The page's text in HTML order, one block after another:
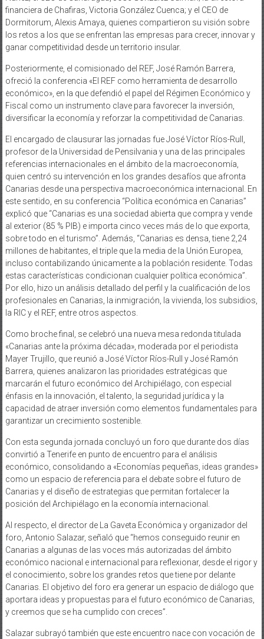
financiera de Chafiras, Victoria González Cuenca; y el CEO de
Dormitorum, Alexis Amaya, quienes compartieron su visión sobre
los retos a los que se enfrentan las empresas para crecer, innovar y
ganar competitividad desde un territorio insular.
Posteriormente, el comisionado del REF, José Ramón Barrera,
ofreció la conferencia «El REF como herramienta de desarrollo
económico», en la que defendió el papel del Régimen Económico y
Fiscal como un instrumento clave para favorecer la inversión,
diversificar la economía y reforzar la competitividad de Canarias.
El encargado de clausurar las jornadas fue José Víctor Ríos-Rull,
profesor de la Universidad de Pensilvania y una de las principales
referencias internacionales en el ámbito de la macroeconomía,
quien centró su intervención en los grandes desafíos que afronta
Canarias desde una perspectiva macroeconómica internacional. En
este sentido, en su conferencia “Política económica en Canarias”
explicó que “Canarias es una sociedad abierta que compra y vende
al exterior (85 % PIB) e importa cinco veces más de lo que exporta,
sobre todo en el turismo”. Además, “Canarias es densa, tiene 2,24
millones de habitantes, el triple que la media de la Unión Europea,
incluso contabilizando únicamente a la población residente. Todas
estas características condicionan cualquier política económica”.
Por ello, hizo un análisis detallado del perfil y la cualificación de los
profesionales en Canarias, la inmigración, la vivienda, los subsidios,
la RIC y el REF, entre otros aspectos.
Como broche final, se celebró una nueva mesa redonda titulada
«Canarias ante la próxima década», moderada por el periodista
Mayer Trujillo, que reunió a José Víctor Ríos-Rull y José Ramón
Barrera, quienes analizaron las prioridades estratégicas que
marcarán el futuro económico del Archipiélago, con especial
énfasis en la innovación, el talento, la seguridad jurídica y la
capacidad de atraer inversión como elementos fundamentales para
garantizar un crecimiento sostenible.
Con esta segunda jornada concluyó un foro que durante dos días
convirtió a Tenerife en punto de encuentro para el análisis
económico, consolidando a «Economías pequeñas, ideas grandes»
como un espacio de referencia para el debate sobre el futuro de
Canarias y el diseño de estrategias que permitan fortalecer la
posición del Archipiélago en la economía internacional.
Al respecto, el director de La Gaveta Económica y organizador del
foro, Antonio Salazar, señaló que “hemos conseguido reunir en
Canarias a algunas de las voces más autorizadas del ámbito
económico nacional e internacional para reflexionar, desde el rigor y
el conocimiento, sobre los grandes retos que tiene por delante
Canarias. El objetivo del foro era generar un espacio de diálogo que
aportara ideas y propuestas para el futuro económico de Canarias,
y creemos que se ha cumplido con creces”.
Salazar subrayó también que este encuentro nace con vocación de